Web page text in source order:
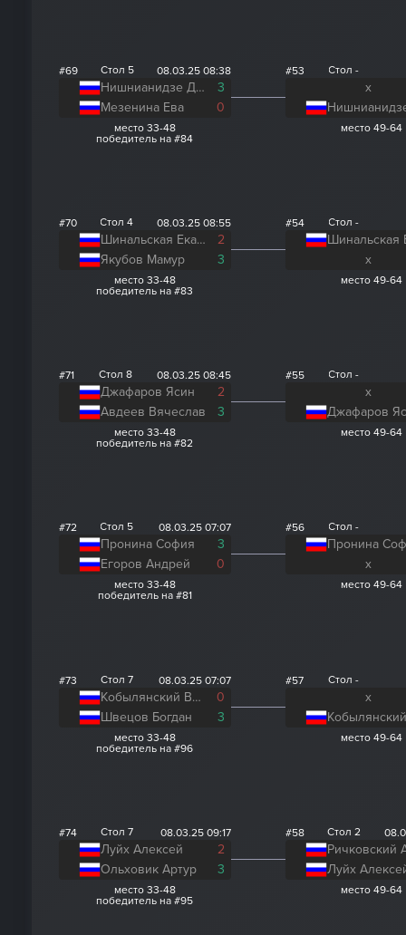
#69 Стол 5 08.03.25 08:38
Нишнианидзе Давид
3
Мезенина Ева
0
место 33-48
победитель на #84
#70 Стол 4 08.03.25 08:55
Шинальская Екатерина
2
Якубов Мамур
3
место 33-48
победитель на #83
#71 Стол 8 08.03.25 08:45
Джафаров Ясин
2
Авдеев Вячеслав
3
место 33-48
победитель на #82
#72 Стол 5 08.03.25 07:07
Пронина София
3
Егоров Андрей
0
место 33-48
победитель на #81
#73 Стол 7 08.03.25 07:07
Кобылянский Виталий
0
Швецов Богдан
3
место 33-48
победитель на #96
#74 Стол 7 08.03.25 09:17
Луйх Алексей
2
Ольховик Артур
3
место 33-48
победитель на #95
#53 Стол -
x
место 49-64
#54 Стол -
x
место 49-64
#55 Стол -
x
Джафаров
место 49-64
#56 Стол -
Пронина
x
место 49-64
#57 Стол -
x
место 49-64
#58 Стол 2
Луйх
место 49-64